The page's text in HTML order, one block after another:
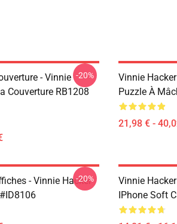
- Vinnie
Couverture RB1208
-20%
Vinnie
Puzzle À
21,98 € -
- Vinnie Hacker
-20%
Vinnie
IPhone Soft